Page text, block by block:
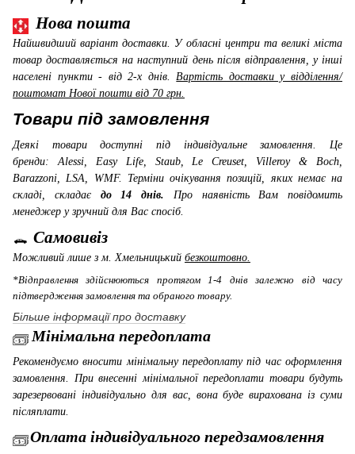
Нова пошта
Найшвидший варіант доставки. У обласні центри та великі міста
товар доставляється на наступний день після відправлення, у інші
населені пункти - від 2-х днів. Вартість доставки у відділення/
поштомат Нової пошти від 70 грн.
Товари під замовлення
Деякі товари доступні під індивідуальне замовлення. Це
бренди: Alessi, Easy Life, Staub, Le Creuset, Villeroy & Boch,
Barazzoni, LSA, WMF. Терміни очікування позицій, яких немає на
складі, складає до 14 днів. Про наявність Вам повідомить
менеджер у зручний для Вас спосіб.
Самовивіз
Можливий лише з м. Хмельницький безкоштовно.
*Відправлення здійснюються протягом 1-4 днів залежно від часу
підтвердження замовлення та обраного товару.
Більше інформації про доставку
Мінімальна передоплата
Рекомендуємо вносити мінімальну передоплату під час оформлення
замовлення. При внесенні мінімальної передоплати товари будуть
зарезервовані індивідуально для вас, вона буде вирахована із суми
післяплати.
Оплата індивідуального передзамовлення